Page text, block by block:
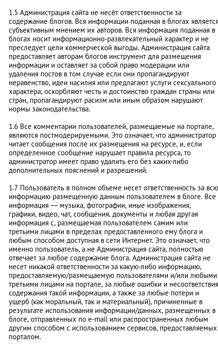
1.5 Администрация сайта не несёт ответственности за
содержание блогов. Вся информации поданная в блогах
субъективным мнением их авторов. Вся информация поданная в
блогах носит информационно-развлекательный характер и не
преследует цели коммерческой выгоды. Администрация сайта
предоставляет авторам блогов инструмент для размещения
информации и оставляет за собой право модерации или
удаления постов в том случае если они пропагандируют
неравенство, идеи насилия или предлагают услуги сексуального
характера, оскорбляют честь и достоинство граждан страны или
стран, пропагандируют расизм или иным образом нарушают
нормы законодательства.
1.6 Все комментарии пользователей, размещаемые на портале,
являются постмодерируемыми. Это означает, что администратор
читает сообщения после их размещения на ресурсе, и, если
определенное сообщение нарушает правила ресурса, то
администратор имеет право удалить его без каких-либо
дополнительных пояснений и разрешений.
1.7 Пользователь в полном объеме несет ответственность за всю
информацию размещенную данным пользователем в блоге. Все
информация — музыка, фотографии, иные изображения,
графики, видео, чат, сообщения, документы и любая другая
информация с, размещаемая пользователем самим или
третьими лицами в пределах предоставленного ему блога и
любым способом доступная в сети Интернет. Это означает, что
именно пользователь, а не Администрация сайта, полностью
отвечает за любое содержание блога. Администрация сайта не
несет никакой ответственности за какую-либо информацию,
предоставляемую/размещаемую пользователями и/или любыми
третьими лицами на портале, за любые ошибки и несоответствия
содержания такой информации, а также за любые потери и
ущерб (как моральный, так и материальный), причиненные в
результате использования информации/данных, размещенных в
блоге, отправленных по e-mail или распространенных любым
другим способом с использованием сервисов, предоставляемых
порталом.